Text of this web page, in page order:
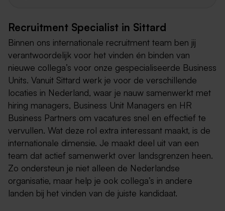
Recruitment Specialist in Sittard
Binnen ons internationale recruitment team ben jij
verantwoordelijk voor het vinden én binden van
nieuwe collega’s voor onze gespecialiseerde Business
Units. Vanuit Sittard werk je voor de verschillende
locaties in Nederland, waar je nauw samenwerkt met
hiring managers, Business Unit Managers en HR
Business Partners om vacatures snel en effectief te
vervullen. Wat deze rol extra interessant maakt, is de
internationale dimensie. Je maakt deel uit van een
team dat actief samenwerkt over landsgrenzen heen.
Zo ondersteun je niet alleen de Nederlandse
organisatie, maar help je ook collega’s in andere
landen bij het vinden van de juiste kandidaat.